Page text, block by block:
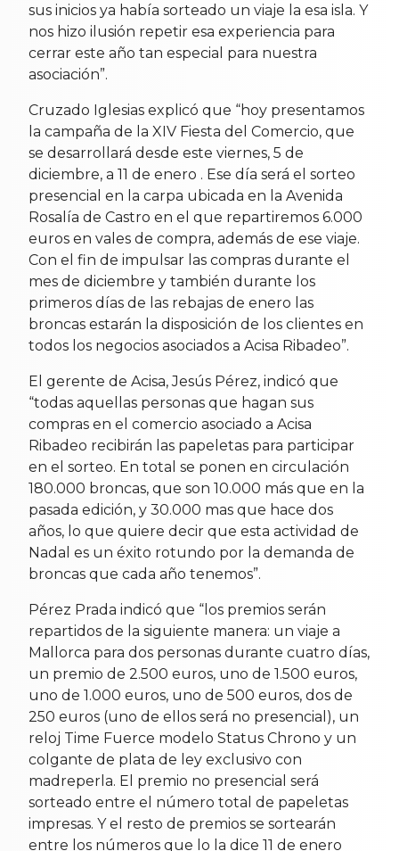
sus inicios ya había sorteado un viaje la esa isla. Y
nos hizo ilusión repetir esa experiencia para
cerrar este año tan especial para nuestra
asociación”.
Cruzado Iglesias explicó que “hoy presentamos
la campaña de la XIV Fiesta del Comercio, que
se desarrollará desde este viernes, 5 de
diciembre, a 11 de enero . Ese día será el sorteo
presencial en la carpa ubicada en la Avenida
Rosalía de Castro en el que repartiremos 6.000
euros en vales de compra, además de ese viaje.
Con el fin de impulsar las compras durante el
mes de diciembre y también durante los
primeros días de las rebajas de enero las
broncas estarán la disposición de los clientes en
todos los negocios asociados a Acisa Ribadeo”.
El gerente de Acisa, Jesús Pérez, indicó que
“todas aquellas personas que hagan sus
compras en el comercio asociado a Acisa
Ribadeo recibirán las papeletas para participar
en el sorteo. En total se ponen en circulación
180.000 broncas, que son 10.000 más que en la
pasada edición, y 30.000 mas que hace dos
años, lo que quiere decir que esta actividad de
Nadal es un éxito rotundo por la demanda de
broncas que cada año tenemos”.
Pérez Prada indicó que “los premios serán
repartidos de la siguiente manera: un viaje a
Mallorca para dos personas durante cuatro días,
un premio de 2.500 euros, uno de 1.500 euros,
uno de 1.000 euros, uno de 500 euros, dos de
250 euros (uno de ellos será no presencial), un
reloj Time Fuerce modelo Status Chrono y un
colgante de plata de ley exclusivo con
madreperla. El premio no presencial será
sorteado entre el número total de papeletas
impresas. Y el resto de premios se sortearán
entre los números que lo la dice 11 de enero